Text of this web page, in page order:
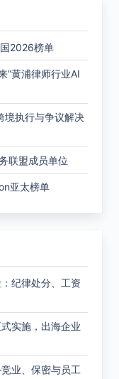
2026榜单
”黄浦律师行业AI
境执行与争议解决
联盟成员单位
亚太榜单
纪律处分、工资
实施，出海企业
业、保密与员工